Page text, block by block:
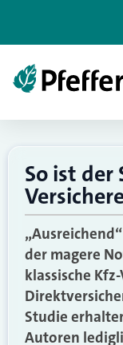
So ist der
der magere
klassische
Studie
Autoren